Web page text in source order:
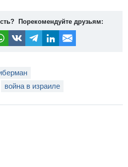
Порекомендуйте друзьям:
война в израиле